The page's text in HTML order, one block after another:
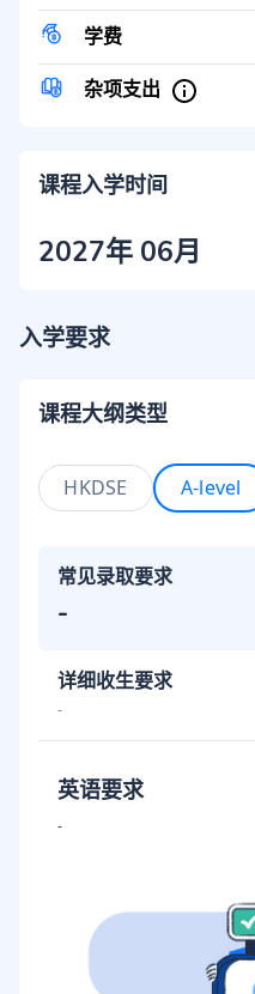
学费
杂项支出
课程入学时间
2027年 06月
入学要求
课程大纲类型
HKDSE A-level
常见录取要求
-
详细收生要求
-
英语要求
-